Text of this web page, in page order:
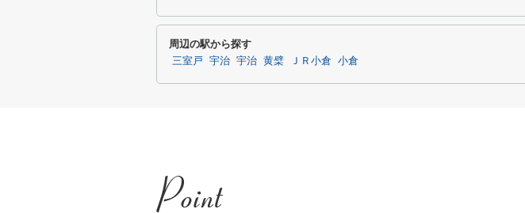
周辺の駅から探す
三室戸 宇治 宇治 黄檗 ＪＲ小倉 小倉